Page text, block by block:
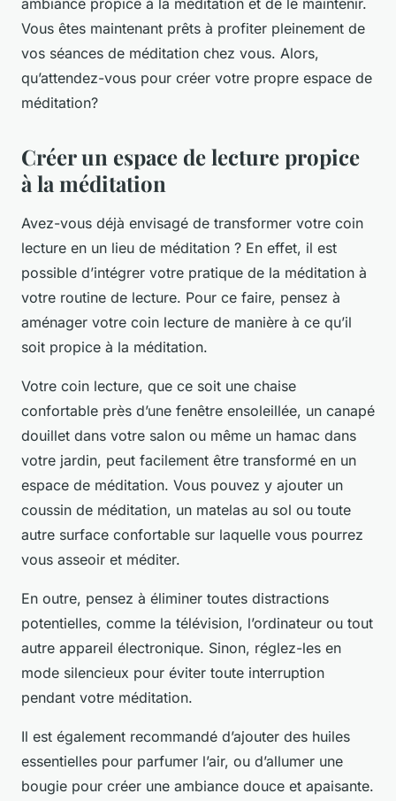
ambiance propice à la méditation et de le maintenir.
Vous êtes maintenant prêts à profiter pleinement de
vos séances de méditation chez vous. Alors,
qu’attendez-vous pour créer votre propre espace de
méditation?
Créer un espace de lecture propice
à la méditation
Avez-vous déjà envisagé de transformer votre coin
lecture en un lieu de méditation ? En effet, il est
possible d’intégrer votre pratique de la méditation à
votre routine de lecture. Pour ce faire, pensez à
aménager votre coin lecture de manière à ce qu’il
soit propice à la méditation.
Votre coin lecture, que ce soit une chaise
confortable près d’une fenêtre ensoleillée, un canapé
douillet dans votre salon ou même un hamac dans
votre jardin, peut facilement être transformé en un
espace de méditation. Vous pouvez y ajouter un
coussin de méditation, un matelas au sol ou toute
autre surface confortable sur laquelle vous pourrez
vous asseoir et méditer.
En outre, pensez à éliminer toutes distractions
potentielles, comme la télévision, l’ordinateur ou tout
autre appareil électronique. Sinon, réglez-les en
mode silencieux pour éviter toute interruption
pendant votre méditation.
Il est également recommandé d’ajouter des huiles
essentielles pour parfumer l’air, ou d’allumer une
bougie pour créer une ambiance douce et apaisante.